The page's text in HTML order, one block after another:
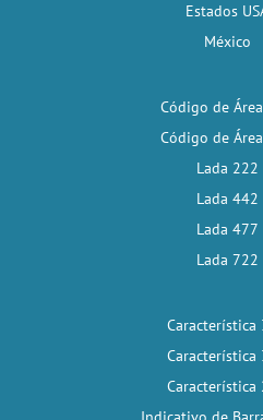
Estados
México
Código de
Código de
Lada 222
Lada 442
Lada 477
Lada 722
Característica
Característica
Característica